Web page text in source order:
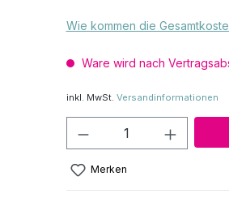
Wie kommen die
Ware wird nach
inkl. MwSt. Versandinformationen
Produkt
Merken